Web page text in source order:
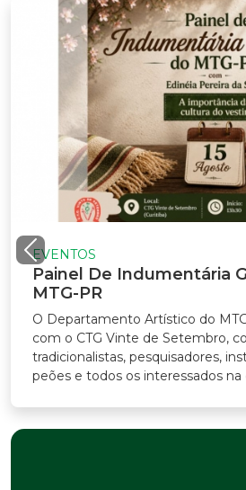
De Indumentária
PR
Artístico do MTG-PR,
o CTG Vinte de Setembro, convida
pesquisadores,
e todos os interessados na cultura